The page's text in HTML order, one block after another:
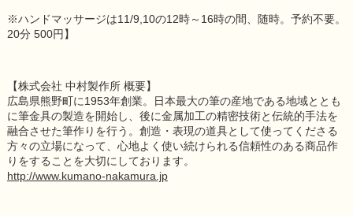
※ハンドマッサージは11/9,10の12時～16時の間、随時。予約不要。
20分 500円】
【株式会社 中村製作所 概要】
広島県熊野町に1953年創業。日本最大の筆の産地である地域ととも
に筆金具の製造を開始し、後に金属加工の精密技術と伝統的手法を
融合させた筆作りを行う。創造・表現の道具として使ってくださる
方々の立場になって、心地よく使い続けられる信頼性のある商品作
りをすることを大切にしております。
http://www.kumano-nakamura.jp